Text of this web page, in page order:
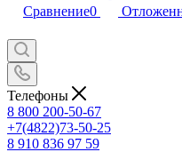
Сравнение0
Телефоны
8 800 200-50-67
+7(4822)73-50-25
8 910 836 97 59